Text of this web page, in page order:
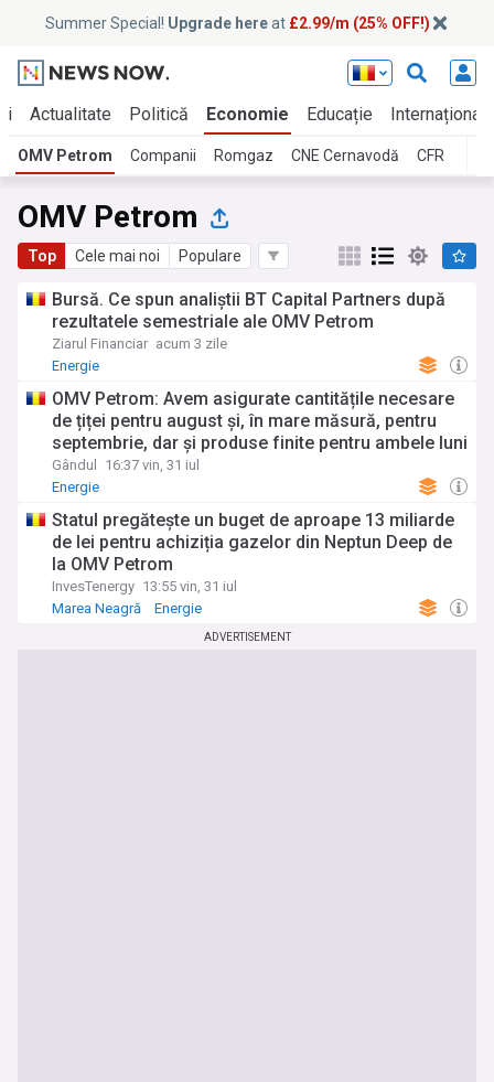
Summer Special! Upgrade hereat £2.99/m (25% OFF!)
Actualitate Politică Economie Educație Internațional
OMV Petrom Companii Romgaz CNE Cernavodă CFR
OMV Petrom
Top Cele mai noi Populare
Bursă. Ce spun analiştii BT Capital Partners după
rezultatele semestriale ale OMV Petrom
Ziarul Financiar acum 3 zile
Energie
OMV Petrom: Avem asigurate cantitățile necesare
de țiței pentru august și, în mare măsură, pentru
septembrie, dar și produse finite pentru ambele luni
Gândul
16:37 vin, 31 iul
Energie
Statul pregătește un buget de aproape 13 miliarde
de lei pentru achiziția gazelor din Neptun Deep de
la OMV Petrom
InvesTenergy 13:55 vin, 31 iul
Marea Neagră
Energie
ADVERTISEMENT